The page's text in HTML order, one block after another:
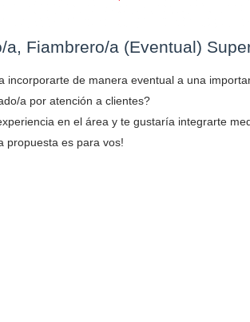
a, Fiambrero/a (Eventual)
incorporarte de manera eventual a una
a por atención a clientes?
en el área y te gustaría integrarte
propuesta es para vos!